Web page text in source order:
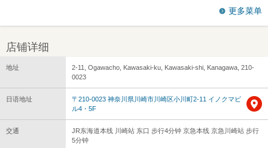
更多菜单
店铺详细
地址
2-11, Ogawacho, Kawasaki-ku, Kawasaki-shi, Kanagawa, 210-
0023
日语地址
〒210-0023 神奈川県川崎市川崎区小川町2-11 イノクマビ
ル4・5F
交通
JR东海道本线 川崎站 东口 步行4分钟 京急本线 京急川崎站 步行
5分钟